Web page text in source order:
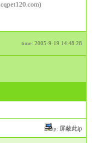
time: 2005-9-19 14:48:28
ip: 屏蔽此ip